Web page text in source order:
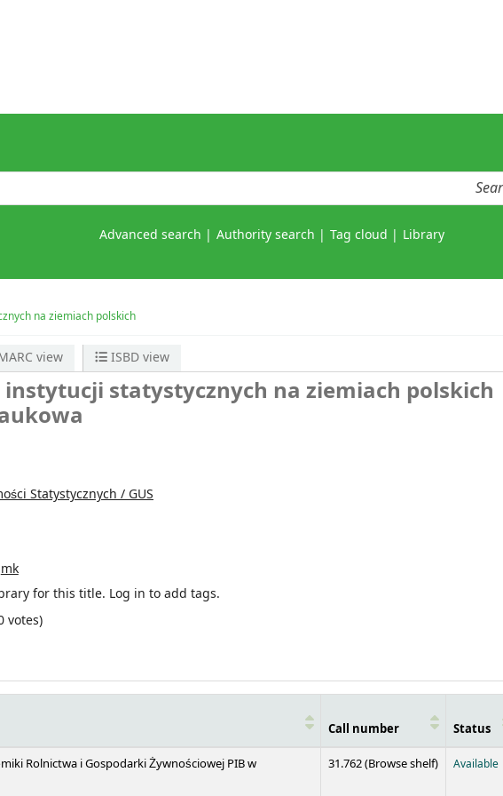
Advanced search Authority search Tag cloud Library
na ziemiach polskich
view ISBD view
instytucji statystycznych na ziemiach polskich
Statystycznych / GUS
mk
for this title. Log in to add tags.
votes)
Call number Status
Rolnictwa i Gospodarki Żywnościowej PIB w
31.762 (Browse shelf(Opens below)
) Available